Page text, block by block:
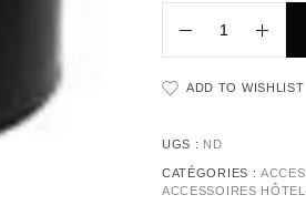
ADD TO WISHLIST
UGS : ND
CATÉGORIES :
ACCESSOIRES